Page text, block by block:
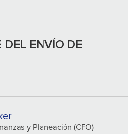
DEL ENVÍO DE
y Planeación (CFO)